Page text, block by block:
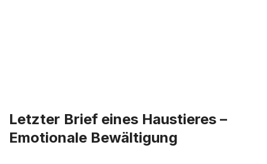
Letzter Brief eines Haustieres –
Emotionale Bewältigung